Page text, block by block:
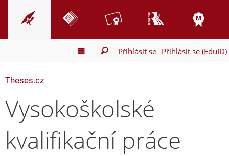
Přihlásit se Přihlásit se (EduID)
Theses.cz
Vysokoškolské
kvalifikační práce